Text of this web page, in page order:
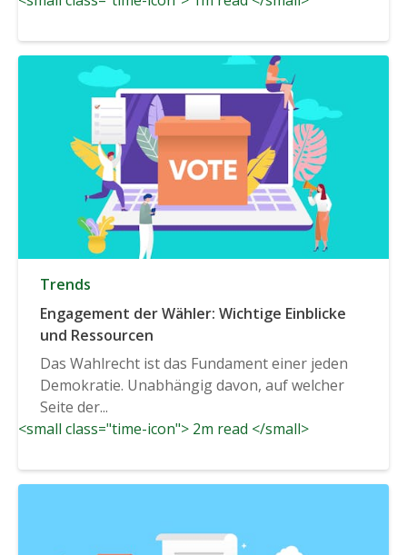
Trends
Engagement der Wähler: Wichtige Einblicke
und Ressourcen
Das Wahlrecht ist das Fundament einer jeden
Demokratie. Unabhängig davon, auf welcher
Seite der...
<small class="time-icon"> 2m read </small>